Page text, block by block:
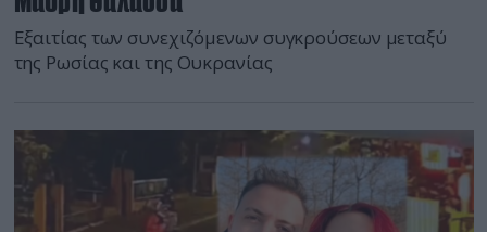
Εξαιτίας των συνεχιζόμενων συγκρούσεων μεταξύ
της Ρωσίας και της Ουκρανίας